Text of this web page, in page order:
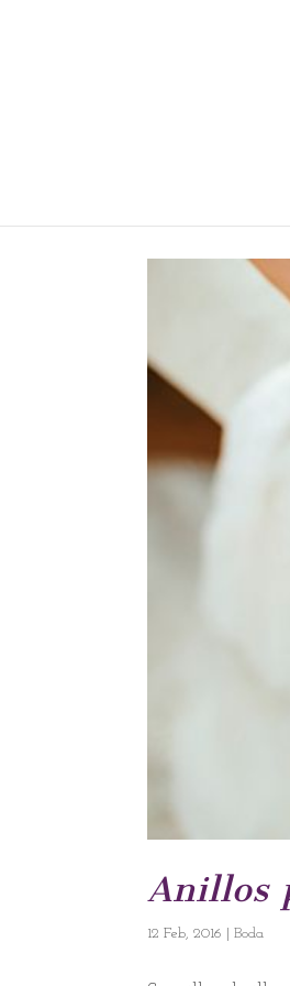
Anillos
12 Feb, 2016 |Boda